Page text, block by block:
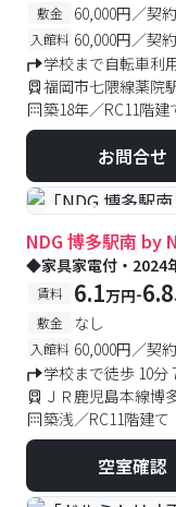
敷金 60,000円／契
入館料 60,000円／契
学校まで自転車利
福岡市七隈線薬院
築18年／RC11階建
お問合せ
#築浅 #予約受付中
NDG 博多駅南 by
◆家具家電付・2024
賃料 6.1万円-
敷金 なし
入館料 60,000円／契
学校まで徒歩 10分
ＪＲ鹿児島本線博
築浅／RC11階建て
空室確認